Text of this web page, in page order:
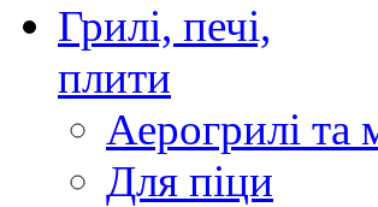
Грилі, печі,
плити
Аерогрилі та
Для піци